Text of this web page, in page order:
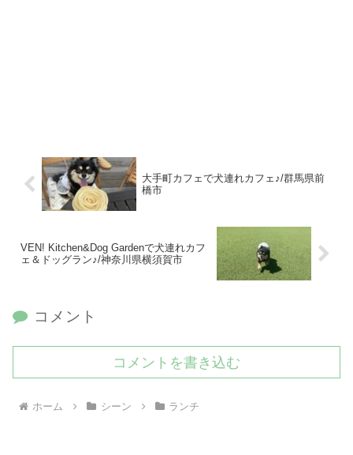
大手町カフェで犬連れカフェ♪/群馬県前
橋市
VEN! Kitchen&Dog Gardenで犬連れカフ
ェ＆ドッグラン♪/神奈川県横須賀市
コメント
コメントを書き込む
ホーム シーン ランチ